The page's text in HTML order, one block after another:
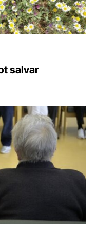
salvar